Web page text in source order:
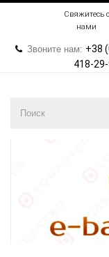
Свяжитесь с
нами
Звоните нам: +38
418-